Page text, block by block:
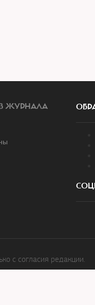
ЖУРНАЛА
с согласия редакции.